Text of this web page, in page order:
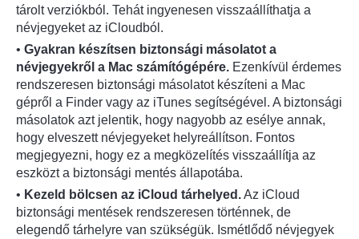
tárolt verziókból. Tehát ingyenesen visszaállíthatja a
névjegyeket az iCloudból.
• Gyakran készítsen biztonsági másolatot a
névjegyekről a Mac számítógépére. Ezenkívül érdemes
rendszeresen biztonsági másolatot készíteni a Mac
gépről a Finder vagy az iTunes segítségével. A biztonsági
másolatok azt jelentik, hogy nagyobb az esélye annak,
hogy elveszett névjegyeket helyreállítson. Fontos
megjegyezni, hogy ez a megközelítés visszaállítja az
eszközt a biztonsági mentés állapotába.
• Kezeld bölcsen az iCloud tárhelyed.Az iCloud
biztonsági mentések rendszeresen történnek, de
elegendő tárhelyre van szükségük. Ismétlődő névjegyek